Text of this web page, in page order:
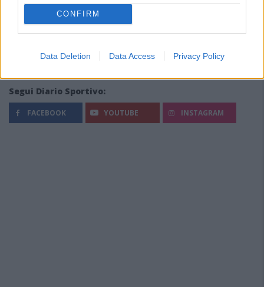
CONFIRM
Data Deletion Data Access Privacy Policy
Segui Diario Sportivo:
FACEBOOK YOUTUBE INSTAGRAM